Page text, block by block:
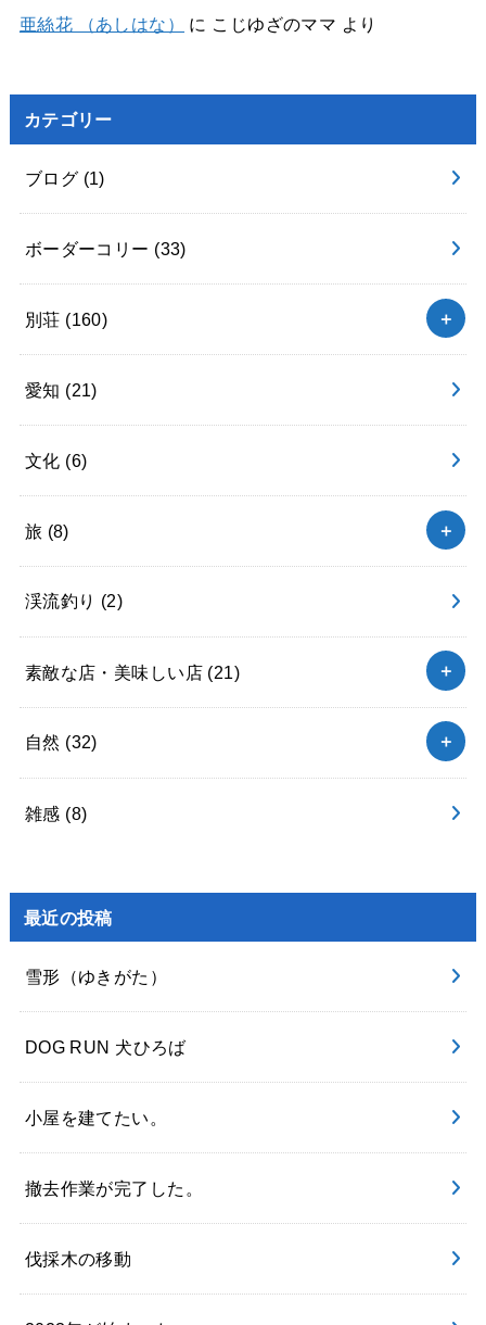
亜絲花 （あしはな） に こじゆざのママ より
カテゴリー
ブログ (1)
ボーダーコリー (33)
別荘 (160)
愛知 (21)
文化 (6)
旅 (8)
渓流釣り (2)
素敵な店・美味しい店 (21)
自然 (32)
雑感 (8)
最近の投稿
雪形（ゆきがた）
DOG RUN 犬ひろば
小屋を建てたい。
撤去作業が完了した。
伐採木の移動